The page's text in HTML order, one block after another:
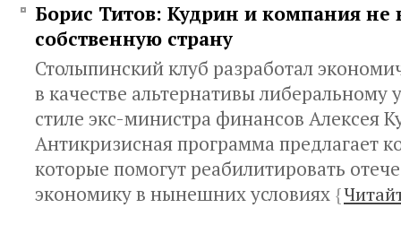
Борис Титов: Кудрин и компания не
собственную страну
Столыпинский клуб разработал
в качестве альтернативы либеральному
стиле экс-министра финансов Алексея
Антикризисная программа предлагает
которые помогут реабилитировать
экономику в нынешних условиях {